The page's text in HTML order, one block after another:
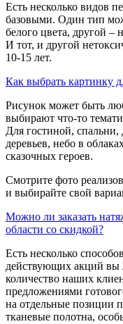
Есть несколько видов
базовыми. Один тип
белого цвета, другой –
И тот, и другой
10-15 лет.
Как выбрать картинку
Рисунок может быть
выбирают что-то
Для гостиной,
деревьев, небо в
сказочных героев.
Смотрите фото
и выбирайте свой
Можно ли заказать
области со скидкой?
Есть несколько
действующих акций вы
количество наших
предложениями
на отдельные позиции
тканевые полотна,